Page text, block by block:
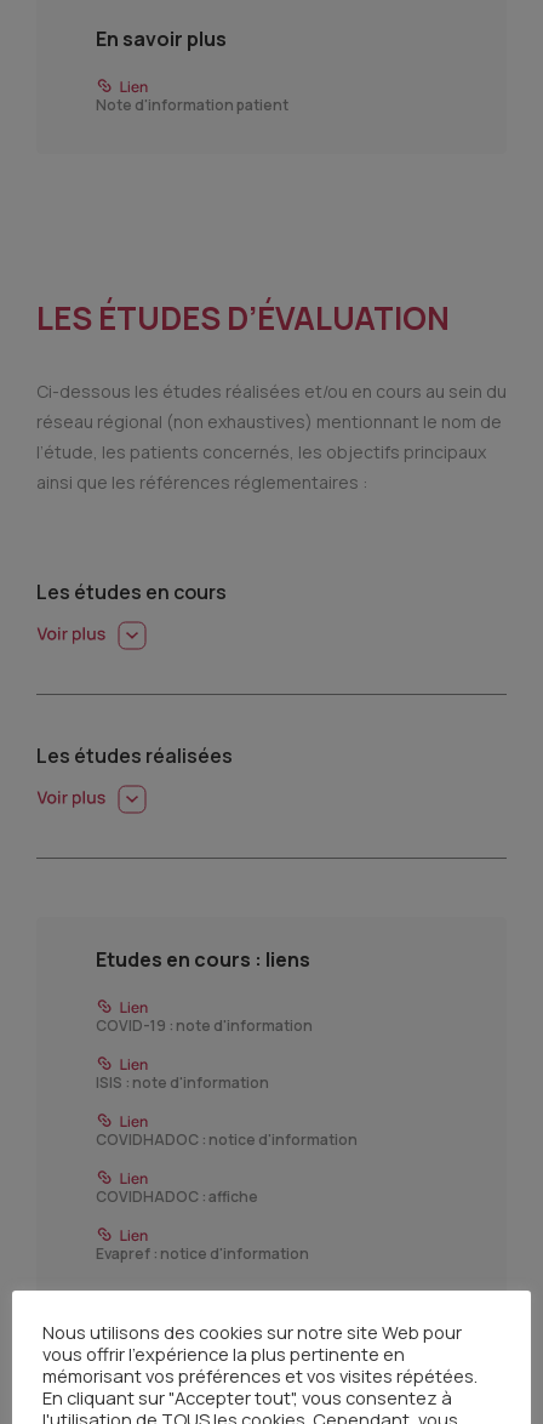
En savoir plus
Note d'information patient
LES ÉTUDES D’ÉVALUATION
Ci-dessous les études réalisées et/ou en cours au sein du
réseau régional (non exhaustives) mentionnant le nom de
l’étude, les patients concernés, les objectifs principaux
ainsi que les références réglementaires :
Les études en cours
Les études réalisées
Etudes en cours : liens
COVID-19 : note d'information
ISIS : note d'information
COVIDHADOC : notice d'information
COVIDHADOC : affiche
Evapref : notice d'information
Nous utilisons des cookies sur notre site Web pour
vous offrir l'expérience la plus pertinente en
mémorisant vos préférences et vos visites répétées.
En cliquant sur "Accepter tout", vous consentez à
l'utilisation de TOUS les cookies. Cependant, vous